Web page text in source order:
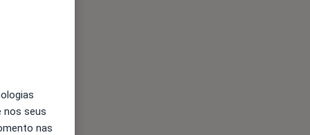
Qua
12 Ago
nos seus
nas